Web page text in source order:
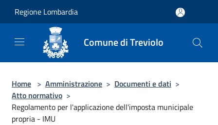
Regione Lombardia
Comune di Treviolo
Home > Amministrazione > Documenti e dati >
Atto normativo >
Regolamento per l'applicazione dell'imposta municipale
propria - IMU